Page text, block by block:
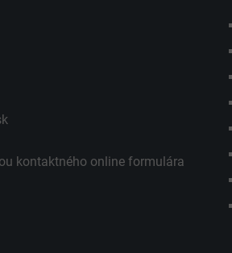
kontaktného online formulára